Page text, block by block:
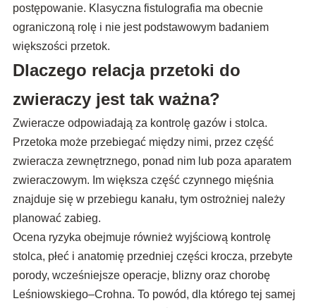
postępowanie. Klasyczna fistulografia ma obecnie
ograniczoną rolę i nie jest podstawowym badaniem
większości przetok.
Dlaczego relacja przetoki do
zwieraczy jest tak ważna?
Zwieracze odpowiadają za kontrolę gazów i stolca.
Przetoka może przebiegać między nimi, przez część
zwieracza zewnętrznego, ponad nim lub poza aparatem
zwieraczowym. Im większa część czynnego mięśnia
znajduje się w przebiegu kanału, tym ostrożniej należy
planować zabieg.
Ocena ryzyka obejmuje również wyjściową kontrolę
stolca, płeć i anatomię przedniej części krocza, przebyte
porody, wcześniejsze operacje, blizny oraz chorobę
Leśniowskiego–Crohna. To powód, dla którego tej samej